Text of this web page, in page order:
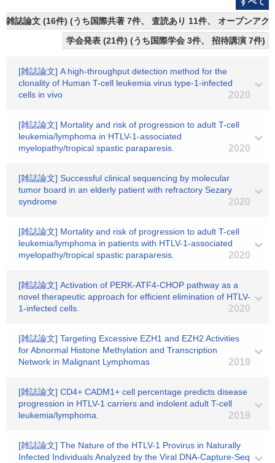
雑誌論文 (16件) (うち国際共著 7件、 査読あり 11件、 オープンアク
学会発表 (21件) (うち国際学会 3件、 招待講演 7件)
[雑誌論文] A high-throughput detection method for the
clonality of Human T-cell leukemia virus type-1-infected
cells in vivo
2020
[雑誌論文] Mortality and risk of progression to adult T-cell
leukemia/lymphoma in HTLV-1-associated
myelopathy/tropical spastic paraparesis.
2020
[雑誌論文] Successful clinical sequencing by molecular
tumor board in an elderly patient with refractory Sezary
syndrome
2020
[雑誌論文] Mortality and risk of progression to adult T-cell
leukemia/lymphoma in patients with HTLV-1-associated
myelopathy/tropical spastic paraparesis.
2020
[雑誌論文] Activation of PERK-ATF4-CHOP pathway as a
novel therapeutic approach for efficient elimination of HTLV-
1-infected cells.
2020
[雑誌論文] Targeting Excessive EZH1 and EZH2 Activities
for Abnormal Histone Methylation and Transcription
Network in Malignant Lymphomas
2019
[雑誌論文] CD4+ CADM1+ cell percentage predicts disease
progression in HTLV-1 carriers and indolent adult T-cell
leukemia/lymphoma.
2019
[雑誌論文] The Nature of the HTLV-1 Provirus in Naturally
Infected Individuals Analyzed by the Viral DNA-Capture-Seq